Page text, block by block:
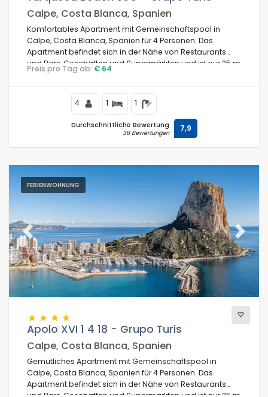
Calpe, Costa Blanca, Spanien
Komfortables Apartment mit Gemeinschaftspool in
Calpe, Costa Blanca, Spanien für 4 Personen. Das
Apartment befindet sich in der Nähe von Restaurants
und Bars, Geschäften und Supermärkten und ist nur 25 m
vom Playa de Levante Strand entfernt.
Preis pro Tag ab: € 64
4 1 1
Durchschnittliche Bewertung
38 Bewertungen 7,9
FERIENWOHNUNG
Previous Next
Apolo XVI 1 4 18 - Grupo Turis
Calpe, Costa Blanca, Spanien
Gemütliches Apartment mit Gemeinschaftspool in
Calpe, Costa Blanca, Spanien für 4 Personen. Das
Apartment befindet sich in der Nähe von Restaurants